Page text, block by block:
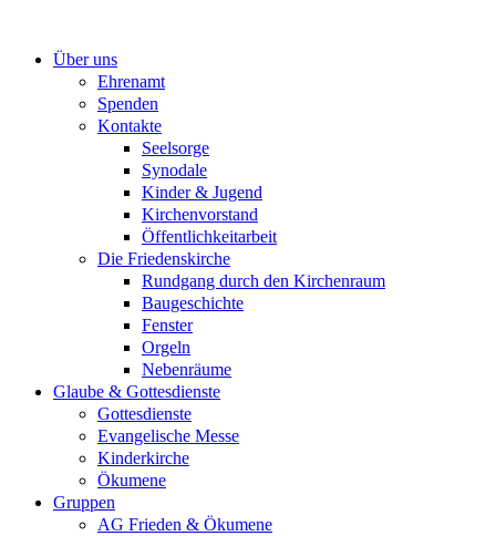
springenÜber uns
Ehrenamt
Spenden
Kontakte
Seelsorge
Synodale
Kinder & Jugend
Kirchenvorstand
Öffentlichkeitarbeit
Die Friedenskirche
Rundgang durch den Kirchenraum
Baugeschichte
Fenster
Orgeln
Nebenräume
Glaube & Gottesdienste
Gottesdienste
Evangelische Messe
Kinderkirche
Ökumene
Gruppen
AG Frieden & Ökumene